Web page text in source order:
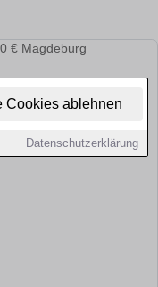
Cookies ablehnen
Datenschutzerklärung